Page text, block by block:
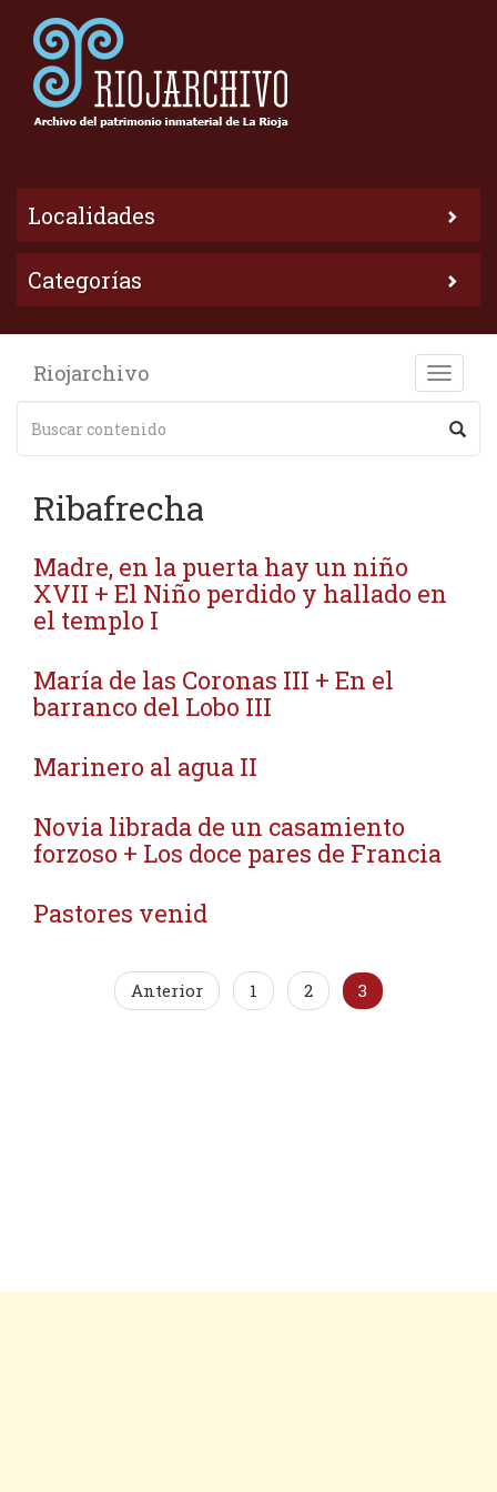
Localidades
Categorías
Toggle
Riojarchivo
Ribafrecha
Madre, en la puerta hay un niño
XVII + El Niño perdido y hallado en
el templo I
María de las Coronas III + En el
barranco del Lobo III
Marinero al agua II
Novia librada de un casamiento
forzoso + Los doce pares de Francia
Pastores venid
Anterior 1 2 3